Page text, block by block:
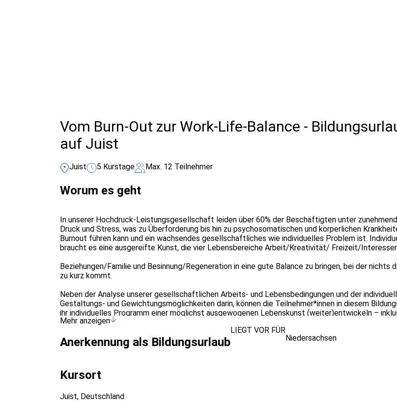
Vom Burn-Out zur Work-Life-Balance -
auf Juist
Juist 5 Kurstage Max. 12 Teilnehmer
Worum es geht
In unserer Hochdruck-Leistungsgesellschaft leiden über 60% der Beschäftigten unter
Druck und Stress, was zu Überforderung bis hin zu psychosomatischen und körperlichen
Burnout führen kann und ein wachsendes gesellschaftliches wie individuelles Problem ist.
braucht es eine ausgereifte Kunst, die vier Lebensbereiche Arbeit/Kreativität/ Freizeit/
Beziehungen/Familie und Besinnung/Regeneration in eine gute Balance zu bringen, bei der nichts
zu kurz kommt.
Neben der Analyse unserer gesellschaftlichen Arbeits- und Lebensbedingungen und der
Gestaltungs- und Gewichtungsmöglichkeiten darin, können die Teilnehmer*innen in diesem
ihr individuelles Programm einer möglichst ausgewogenen Lebenskunst (weiter)entwickeln –
Entspannungs-, Konzentrations- und Zeitmanagement-Techniken. Es erwartet Sie ein schöner
Anreise So. 17.05.2026 , erstes Zusammentreffen 19 Uhr - Abreise Fr. 22.05.2026 (nachmittags)
Anreise, Zimmerbuchung und Verpflegung erfolgen individuell / Infos dazu werden zugeschickt!
Strandpromenade 6
Mehr anzeigen
Anerkennung als Bildungsurlaub
LIEGT VOR FÜR
Niedersachsen
Kursort
Juist, Deutschland